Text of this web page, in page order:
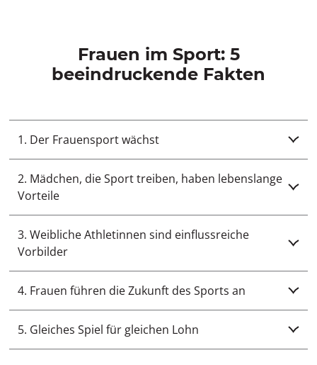
Frauen im Sport: 5
beeindruckende Fakten
1. Der Frauensport wächst
2. Mädchen, die Sport treiben, haben lebenslange
Vorteile
3. Weibliche Athletinnen sind einflussreiche
Vorbilder
4. Frauen führen die Zukunft des Sports an
5. Gleiches Spiel für gleichen Lohn